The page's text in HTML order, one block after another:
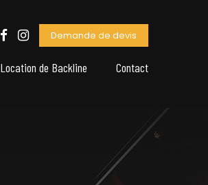
Demande de devis
Location de Backline Contact